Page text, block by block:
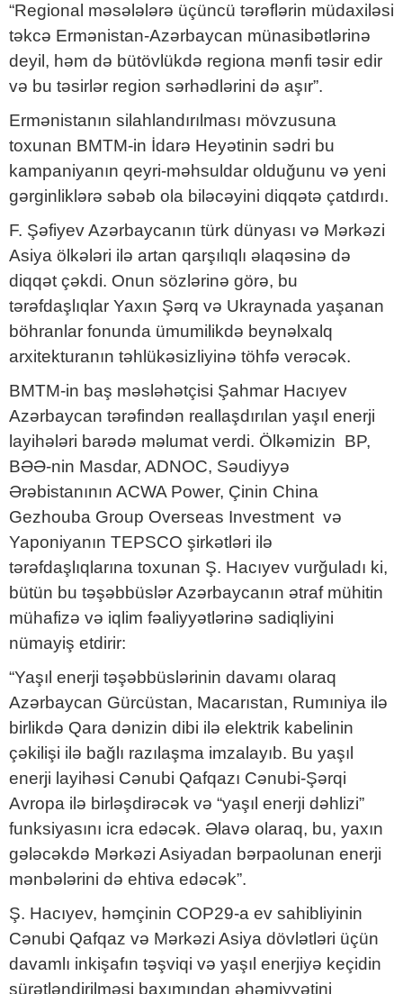
“Regional məsələlərə üçüncü tərəflərin müdaxiləsi
təkcə Ermənistan-Azərbaycan münasibətlərinə
deyil, həm də bütövlükdə regiona mənfi təsir edir
və bu təsirlər region sərhədlərini də aşır”.
Ermənistanın silahlandırılması mövzusuna
toxunan BMTM-in İdarə Heyətinin sədri bu
kampaniyanın qeyri-məhsuldar olduğunu və yeni
gərginliklərə səbəb ola biləcəyini diqqətə çatdırdı.
F. Şəfiyev Azərbaycanın türk dünyası və Mərkəzi
Asiya ölkələri ilə artan qarşılıqlı əlaqəsinə də
diqqət çəkdi. Onun sözlərinə görə, bu
tərəfdaşlıqlar Yaxın Şərq və Ukraynada yaşanan
böhranlar fonunda ümumilikdə beynəlxalq
arxitekturanın təhlükəsizliyinə töhfə verəcək.
BMTM-in baş məsləhətçisi Şahmar Hacıyev
Azərbaycan tərəfindən reallaşdırılan yaşıl enerji
layihələri barədə məlumat verdi. Ölkəmizin BP,
BƏƏ-nin Masdar, ADNOC, Səudiyyə
Ərəbistanının ACWA Power, Çinin China
Gezhouba Group Overseas Investment və
Yaponiyanın TEPSCO şirkətləri ilə
tərəfdaşlıqlarına toxunan Ş. Hacıyev vurğuladı ki,
bütün bu təşəbbüslər Azərbaycanın ətraf mühitin
mühafizə və iqlim fəaliyyətlərinə sadiqliyini
nümayiş etdirir:
“Yaşıl enerji təşəbbüslərinin davamı olaraq
Azərbaycan Gürcüstan, Macarıstan, Rumıniya ilə
birlikdə Qara dənizin dibi ilə elektrik kabelinin
çəkilişi ilə bağlı razılaşma imzalayıb. Bu yaşıl
enerji layihəsi Cənubi Qafqazı Cənubi-Şərqi
Avropa ilə birləşdirəcək və “yaşıl enerji dəhlizi”
funksiyasını icra edəcək. Əlavə olaraq, bu, yaxın
gələcəkdə Mərkəzi Asiyadan bərpaolunan enerji
mənbələrini də ehtiva edəcək”.
Ş. Hacıyev, həmçinin COP29-a ev sahibliyinin
Cənubi Qafqaz və Mərkəzi Asiya dövlətləri üçün
davamlı inkişafın təşviqi və yaşıl enerjiyə keçidin
sürətləndirilməsi baxımından əhəmiyyətini